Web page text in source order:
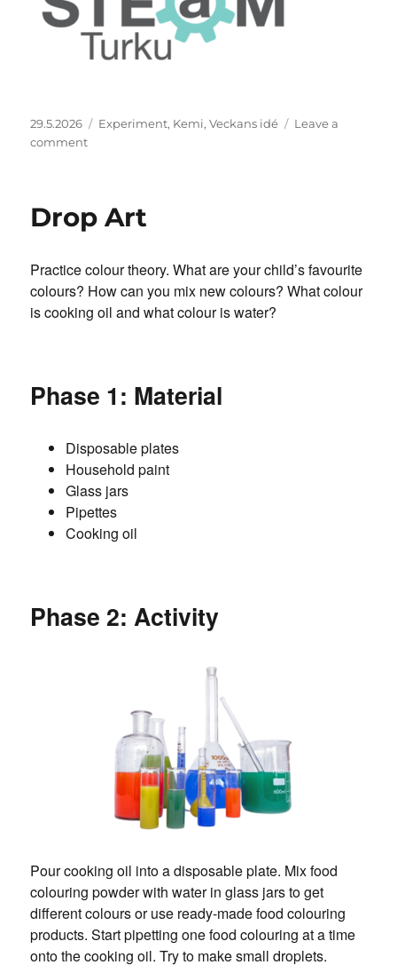
Posted
on
29.5.2026 Categories
Experiment, Kemi,Veckans idé
Leave a
commenton
Drop Art
Practice colour theory. What are your child’s favourite
colours? How can you mix new colours? What colour
is cooking oil and what colour is water?
Phase 1: Material
Disposable plates
Household paint
Glass jars
Pipettes
Cooking oil
Phase 2: Activity
Pour cooking oil into a disposable plate. Mix food
colouring powder with water in glass jars to get
different colours or use ready-made food colouring
products. Start pipetting one food colouring at a time
onto the cooking oil. Try to make small droplets.